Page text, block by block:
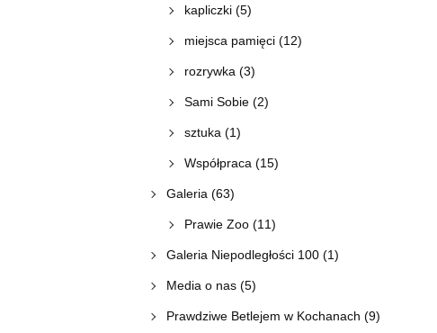
kapliczki(5)
miejsca pamięci(12)
rozrywka (3)
Sami Sobie(2)
sztuka (1)
Współpraca (15)
Galeria (63)
Prawie Zoo(11)
Galeria Niepodległości 100(1)
Media o nas(5)
Prawdziwe Betlejem w Kochanach (9)